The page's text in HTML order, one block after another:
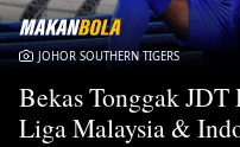
JOHOR SOUTHERN TIGERS
Bekas Tonggak JDT
Liga Malaysia &